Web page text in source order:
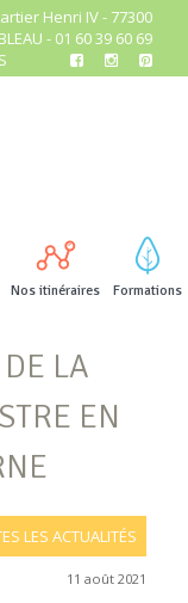
Henri IV - 77300
- 01 60 39 60 69
Nos itinéraires Formations
LA
EN
LES ACTUALITÉS
11 août 2021